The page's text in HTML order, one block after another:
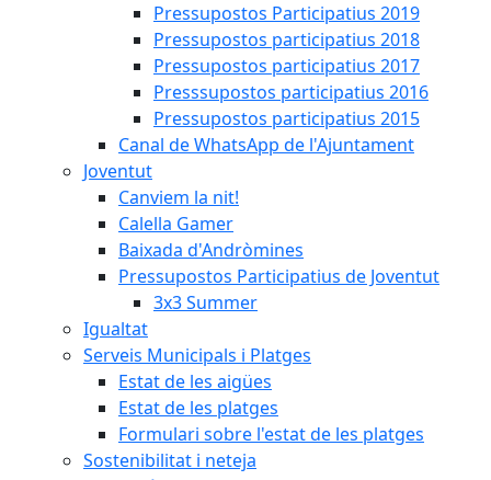
Pressupostos Participatius 2019
Pressupostos participatius 2018
Pressupostos participatius 2017
Presssupostos participatius 2016
Pressupostos participatius 2015
Canal de WhatsApp de l'Ajuntament
Joventut
Canviem la nit!
Calella Gamer
Baixada d'Andròmines
Pressupostos Participatius de Joventut
3x3 Summer
Igualtat
Serveis Municipals i Platges
Estat de les aigües
Estat de les platges
Formulari sobre l'estat de les platges
Sostenibilitat i neteja